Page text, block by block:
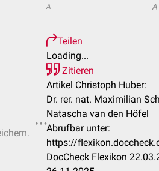
A A
Teilen
Loading...
Zitieren
Artikel Christoph Huber:
Dr. rer. nat. Maximilian
Natascha van den Höfel
Abrufbar unter:
https://
DocCheck Flexikon